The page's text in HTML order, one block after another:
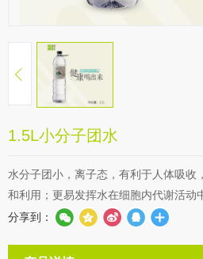
1.5L小分子团水
水分子团小，离子态，有利于人体吸收
和利用；更易发挥水在细胞内代谢活动
分享到：